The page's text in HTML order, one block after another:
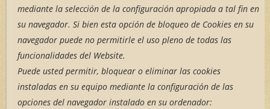
mediante la selección de la configuración apropiada a tal fin en
su navegador. Si bien esta opción de bloqueo de Cookies en su
navegador puede no permitirle el uso pleno de todas las
funcionalidades del Website.
Puede usted permitir, bloquear o eliminar las cookies
instaladas en su equipo mediante la configuración de las
opciones del navegador instalado en su ordenador: